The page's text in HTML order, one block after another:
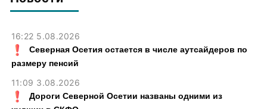
16:22 5.08.2026
Северная Осетия остается в числе аутсайдеров по
размеру пенсий
11:09 3.08.2026
Дороги Северной Осетии названы одними из